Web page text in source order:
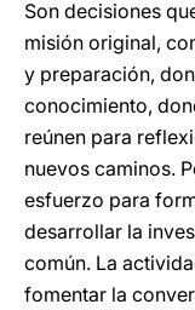
Son decisiones
misión original,
y preparación,
conocimiento,
reúnen para
nuevos caminos.
esfuerzo para
desarrollar la
común. La
fomentar la